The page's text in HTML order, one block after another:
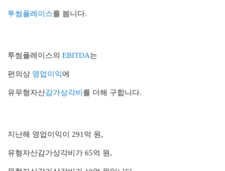
투썸플레이스를 봅니다.
투썸플레이스의 EBITDA는
편의상 영업이익에
유무형자산감가상각비 를 더해 구합니다.
지난해 영업이익이 291억 원,
유형자산감가상각비가 65억 원,